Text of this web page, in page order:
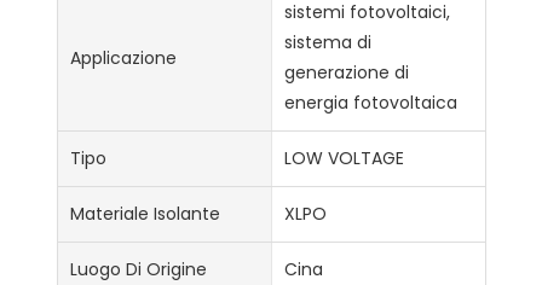
Applicazione
sistemi fotovoltaici,
sistema di
generazione di
energia fotovoltaica
Tipo LOW VOLTAGE
Materiale Isolante XLPO
Luogo Di Origine Cina